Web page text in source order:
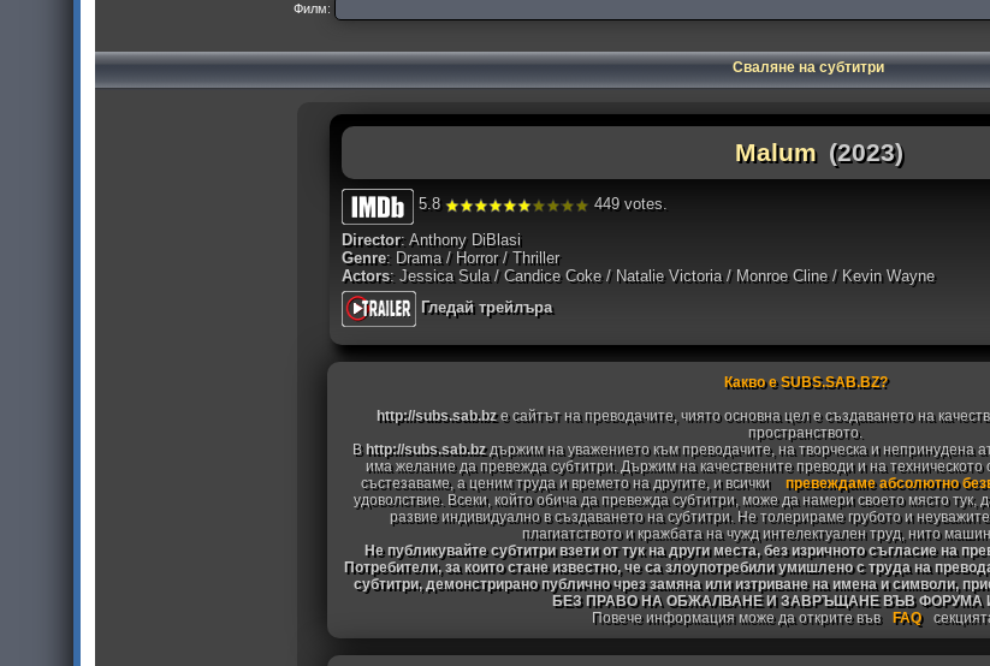
Филм:
Сваляне на субтитри
Malum (2023)
5.8 449 votes.
Director: Anthony DiBlasi
Genre: Drama / Horror / Thriller
Actors: Jessica Sula / Candice Coke / Natalie Victoria / Monroe Cline / Kevin Wayne
Гледай трейлъра
Какво е SUBS.SAB.BZ?
http://subs.sab.bzе сайтът на преводачите, чиято основна цел е създаването на
пространството.
В http://subs.sab.bzдържим на уважението към преводачите, на творческа и непринудена
има желание да превежда субтитри. Държим на качествените преводи и на
състезаваме, а ценим труда и времето на другите, и всички
превеждаме абсолютно
удоволствие. Всеки, който обича да превежда субтитри, може да намери своето място
развие индивидуално в създаването на субтитри. Не толерираме грубото и
плагиатството и кражбата на чужд интелектуален труд, нито
Не публикувайте субтитри взети от тук на други места, без изричното съгласие на
Потребители, за които стане известно, че са злоупотребили умишлено с труда на
субтитри, демонстрирано публично чрез замяна или изтриване на имена и символи,
БЕЗ ПРАВО НА ОБЖАЛВАНЕ И ЗАВРЪЩАНЕ ВЪВ ФОРУМА
Повече информация може да открите във
FAQ